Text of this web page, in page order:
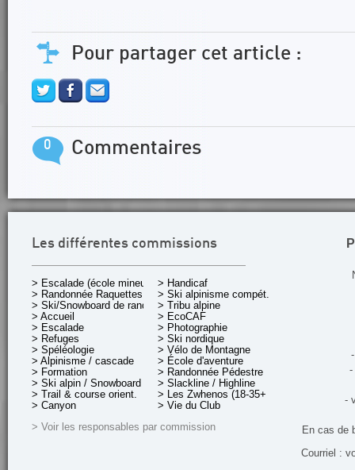
Pour partager cet article :
0 Commentaires
Les différentes commissions
> Escalade (école mineurs)
> Randonnée Raquettes
> Ski/Snowboard de rando.
> Accueil
> Escalade
> Refuges
> Spéléologie
> Alpinisme / cascade
> Formation
> Ski alpin / Snowboard
> Trail & course orient.
> Canyon
> Handicaf
> Ski alpinisme compét.
> Tribu alpine
> EcoCAF
> Photographie
> Ski nordique
> Vélo de Montagne
> École d'aventure
> Randonnée Pédestre
> Slackline / Highline
> Les Zwhenos (18-35+ ans)
> Vie du Club
> Voir les responsables par commission
-
-
En cas de
Courriel :